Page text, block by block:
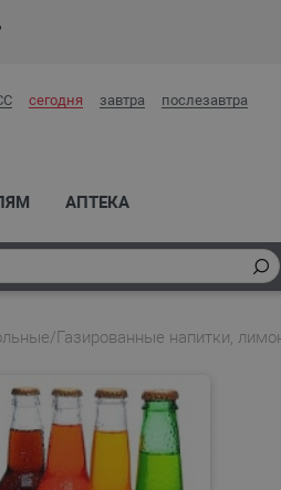
сегодня завтра послезавтра
АПТЕКА
/Газированные напитки,